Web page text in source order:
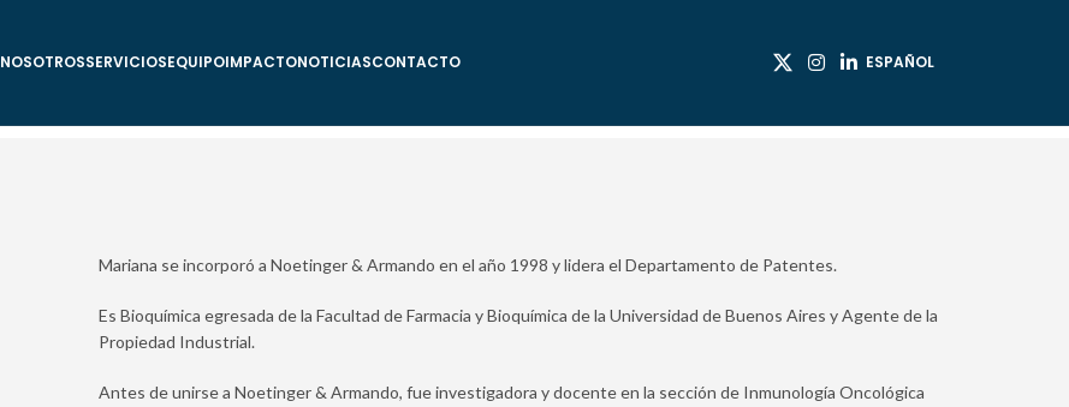
NOSOTROSSERVICIOSEQUIPOIMPACTONOTICIASCONTACTO ESPAÑOL
Mariana se incorporó a Noetinger & Armando en el año 1998 y lidera el Departamento de Patentes.
Es Bioquímica egresada de la Facultad de Farmacia y Bioquímica de la Universidad de Buenos Aires y Agente de la
Propiedad Industrial.
Antes de unirse a Noetinger & Armando, fue investigadora y docente en la sección de Inmunología Oncológica